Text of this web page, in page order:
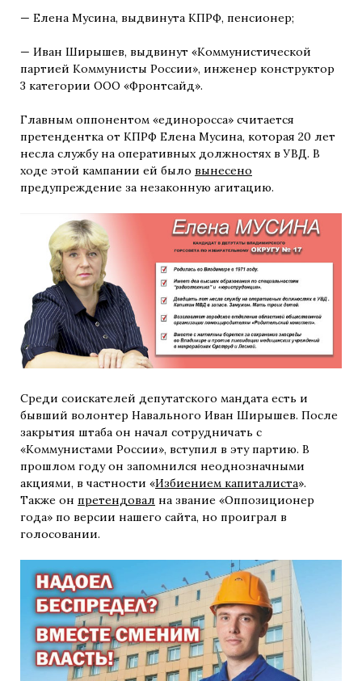
— Елена Мусина, выдвинута КПРФ, пенсионер;
— Иван Ширышев, выдвинут «Коммунистической
партией Коммунисты России», инженер конструктор
3 категории ООО «Фронтсайд».
Главным оппонентом «единоросса» считается
претендентка от КПРФ Елена Мусина, которая 20 лет
несла службу на оперативных должностях в УВД. В
ходе этой кампании ей было вынесено
предупреждение за незаконную агитацию.
Среди соискателей депутатского мандата есть и
бывший волонтер Навального Иван Ширышев. После
закрытия штаба он начал сотрудничать с
«Коммунистами России», вступил в эту партию. В
прошлом году он запомнился неоднозначными
акциями, в частности «Избиением капиталиста».
Также он претендовал на звание «Оппозиционер
года» по версии нашего сайта, но проиграл в
голосовании.